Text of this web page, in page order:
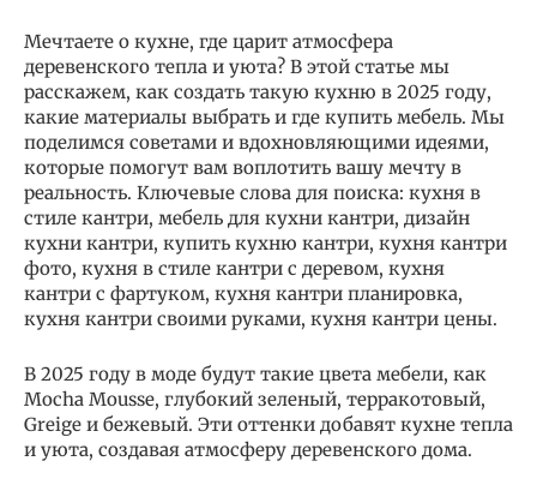
Мечтаете о кухне, где царит атмосфера
деревенского тепла и уюта? В этой статье мы
расскажем, как создать такую кухню в 2025 году,
какие материалы выбрать и где купить мебель. Мы
поделимся советами и вдохновляющими идеями,
которые помогут вам воплотить вашу мечту в
реальность. Ключевые слова для поиска: кухня в
стиле кантри, мебель для кухни кантри, дизайн
кухни кантри, купить кухню кантри, кухня кантри
фото, кухня в стиле кантри с деревом, кухня
кантри с фартуком, кухня кантри планировка,
кухня кантри своими руками, кухня кантри цены.
В 2025 году в моде будут такие цвета мебели, как
Mocha Mousse, глубокий зеленый, терракотовый,
Greige и бежевый. Эти оттенки добавят кухне тепла
и уюта, создавая атмосферу деревенского дома.